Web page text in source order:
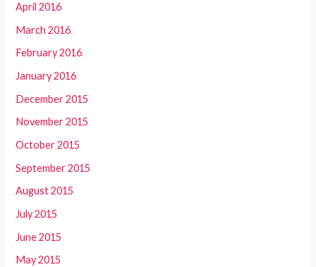
April 2016
March 2016
February 2016
January 2016
December 2015
November 2015
October 2015
September 2015
August 2015
July 2015
June 2015
May 2015